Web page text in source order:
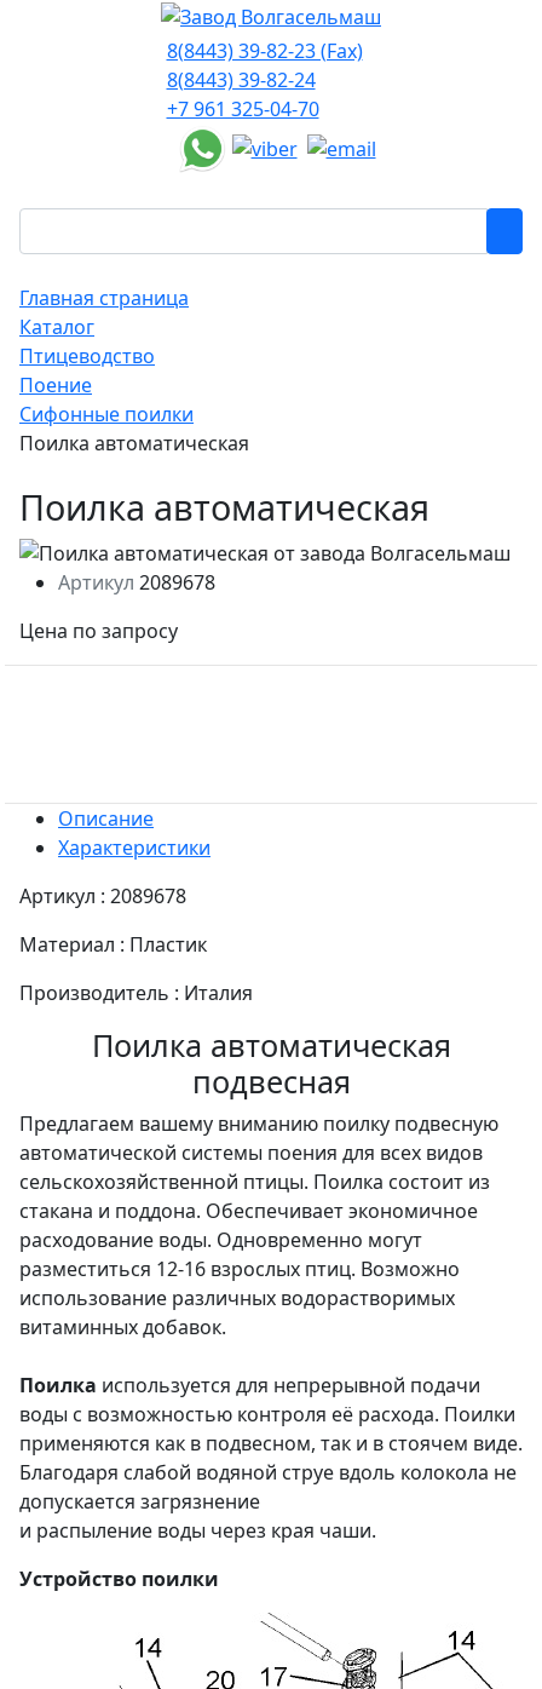
8(8443) 39-82-23 (Fax)
8(8443) 39-82-24
+7 961 325-04-70
Главная страница
Каталог
Птицеводство
Поение
Сифонные поилки
Поилка автоматическая
Поилка автоматическая
Артикул 2089678
Цена по запросу
Описание
Характеристики
Артикул : 2089678
Материал : Пластик
Производитель : Италия
Поилка автоматическая
подвесная
Предлагаем вашему вниманию поилку подвесную
автоматической системы поения для всех видов
сельскохозяйственной птицы. Поилка состоит из
стакана и поддона. Обеспечивает экономичное
расходование воды. Одновременно могут
разместиться 12-16 взрослых птиц. Возможно
использование различных водорастворимых
витаминных добавок.
Поилка используется для непрерывной подачи
воды с возможностью контроля её расхода. Поилки
применяются как в подвесном, так и в стоячем виде.
Благодаря слабой водяной струе вдоль колокола не
допускается загрязнение
и распыление воды через края чаши.
Устройство поилки